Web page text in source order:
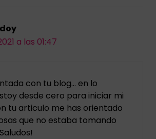
a las 01:47
con tu blog… en lo
desde cero para iniciar mi
tu articulo me has orientado
que no estaba tomando